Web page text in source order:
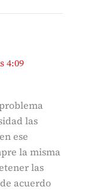
4:09
las
ese
la misma
las
acuerdo